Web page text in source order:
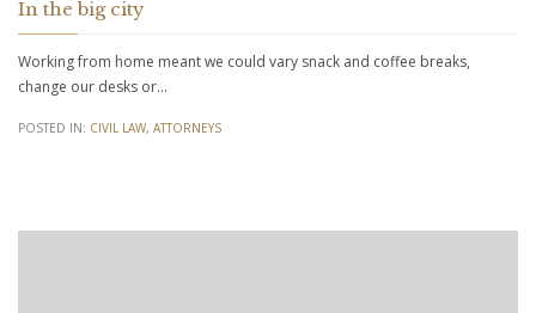
In the big city
Working from home meant we could vary snack and coffee breaks,
change our desks or…
POSTED IN: CIVIL LAW, АTTORNEYS